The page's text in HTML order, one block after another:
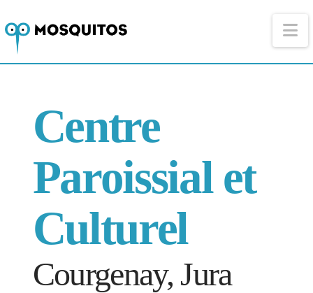
Centre
Paroissial et
Culturel
Courgenay, Jura